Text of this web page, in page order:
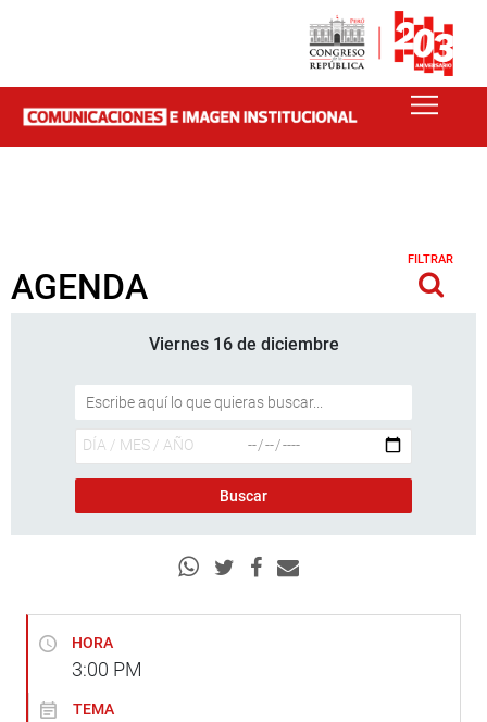
AGENDA
FILTRAR
Viernes 16 de diciembre
HORA
3:00 PM
TEMA